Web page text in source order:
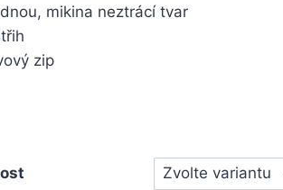
mikina neztrácí tvar
zip